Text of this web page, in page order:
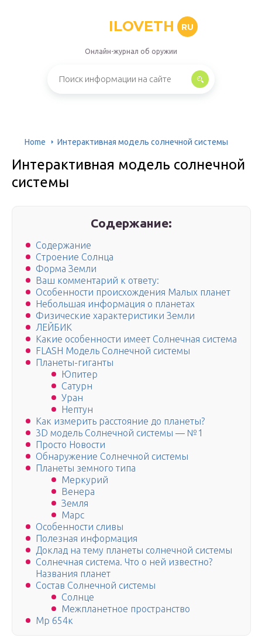
ILOVETH RU
Онлайн-журнал об оружии
Home Интерактивная модель солнечной системы
Интерактивная модель солнечной
системы
Содержание:
Содержание
Строение Солнца
Форма Земли
Ваш комментарий к ответу:
Особенности происхождения Малых планет
Небольшая информация о планетах
Физические характеристики Земли
ЛЕЙБИК
Какие особенности имеет Солнечная система
FLASH Модель Солнечной системы
Планеты-гиганты
Юпитер
Сатурн
Уран
Нептун
Как измерить расстояние до планеты?
3D модель Солнечной системы — №1
Просто Новости
Обнаружение Солнечной системы
Планеты земного типа
Меркурий
Венера
Земля
Марс
Особенности сливы
Полезная информация
Доклад на тему планеты солнечной системы
Солнечная система. Что о ней известно?
Названия планет
Состав Солнечной системы
Солнце
Межпланетное пространство
Мр 654к